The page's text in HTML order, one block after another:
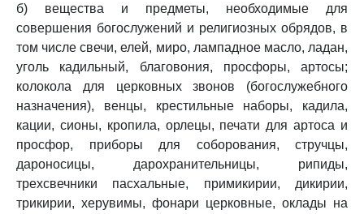
б) вещества и предметы, необходимые для
совершения богослужений и религиозных обрядов, в
том числе свечи, елей, миро, лампадное масло, ладан,
уголь кадильный, благовония, просфоры, артосы;
колокола для церковных звонов (богослужебного
назначения), венцы, крестильные наборы, кадила,
кации, сионы, кропила, орлецы, печати для артоса и
просфор, приборы для соборования, стручцы,
дароносицы, дарохранительницы, рипиды,
трехсвечники пасхальные, примикирии, дикирии,
трикирии, херувимы, фонари церковные, оклады на